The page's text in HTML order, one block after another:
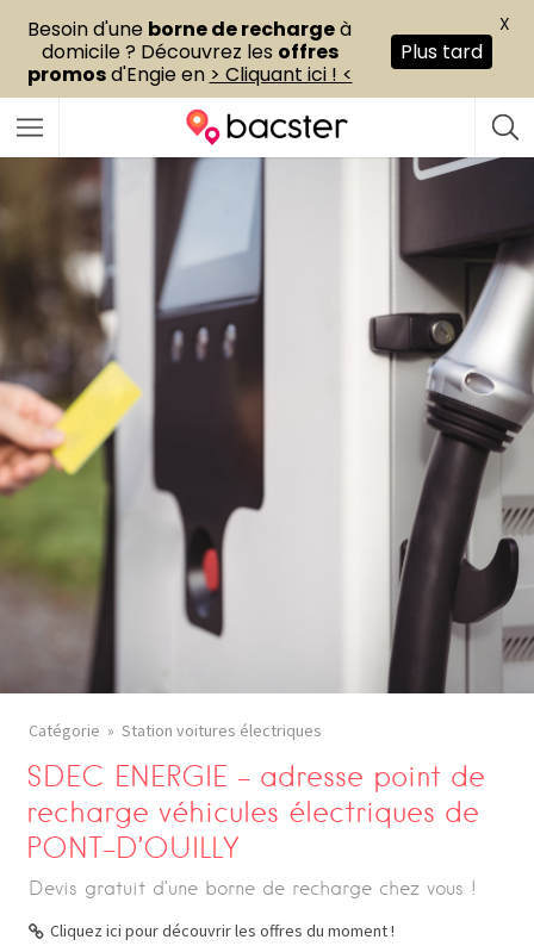
Catégorie Station voitures électriques
SDEC ENERGIE – adresse point de
recharge véhicules électriques de
PONT-D’OUILLY
Devis gratuit d’une borne de recharge chez vous !
Cliquez ici pour découvrir les offres du moment !
Besoin d'une borne de rechargeà
domicile ? Découvrez les offres
promosd'Engie en > Cliquant ici ! <
Plus tard
X